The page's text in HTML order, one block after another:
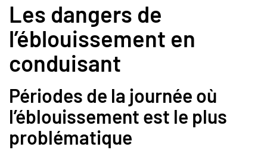
Les dangers de
l’éblouissement en
conduisant
Périodes de la journée où
l’éblouissement est le plus
problématique